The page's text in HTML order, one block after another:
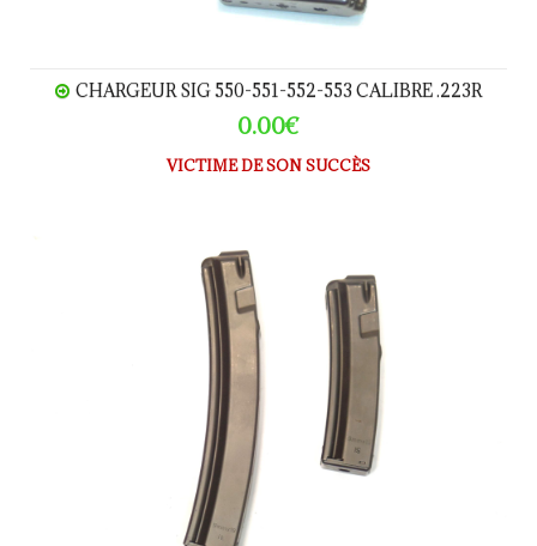
CHARGEUR SIG 550-551-552-553 CALIBRE .223R
0.00€
VICTIME DE SON SUCCÈS